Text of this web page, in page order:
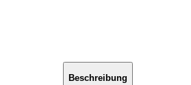
Beschreibung